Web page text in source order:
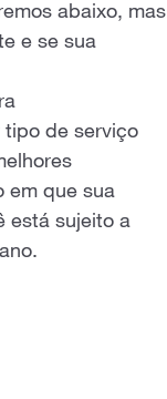
abaixo, mas
e se sua
tipo de serviço
em que sua
está sujeito a